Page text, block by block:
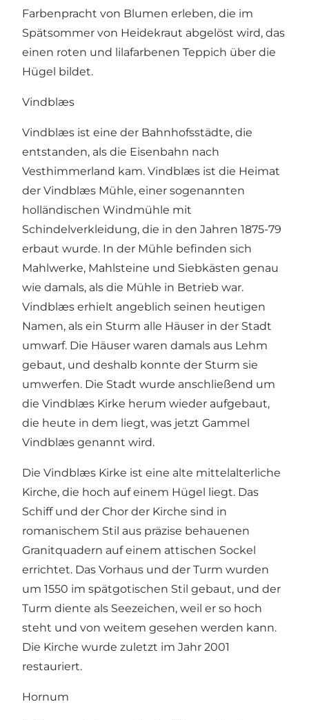
Farbenpracht von Blumen erleben, die im
Spätsommer von Heidekraut abgelöst wird, das
einen roten und lilafarbenen Teppich über die
Hügel bildet.
Vindblæs
Vindblæs ist eine der Bahnhofsstädte, die
entstanden, als die Eisenbahn nach
Vesthimmerland kam. Vindblæs ist die Heimat
der Vindblæs Mühle, einer sogenannten
holländischen Windmühle mit
Schindelverkleidung, die in den Jahren 1875-79
erbaut wurde. In der Mühle befinden sich
Mahlwerke, Mahlsteine und Siebkästen genau
wie damals, als die Mühle in Betrieb war.
Vindblæs erhielt angeblich seinen heutigen
Namen, als ein Sturm alle Häuser in der Stadt
umwarf. Die Häuser waren damals aus Lehm
gebaut, und deshalb konnte der Sturm sie
umwerfen. Die Stadt wurde anschließend um
die Vindblæs Kirke herum wieder aufgebaut,
die heute in dem liegt, was jetzt Gammel
Vindblæs genannt wird.
Die Vindblæs Kirke ist eine alte mittelalterliche
Kirche, die hoch auf einem Hügel liegt. Das
Schiff und der Chor der Kirche sind in
romanischem Stil aus präzise behauenen
Granitquadern auf einem attischen Sockel
errichtet. Das Vorhaus und der Turm wurden
um 1550 im spätgotischen Stil gebaut, und der
Turm diente als Seezeichen, weil er so hoch
steht und von weitem gesehen werden kann.
Die Kirche wurde zuletzt im Jahr 2001
restauriert.
Hornum